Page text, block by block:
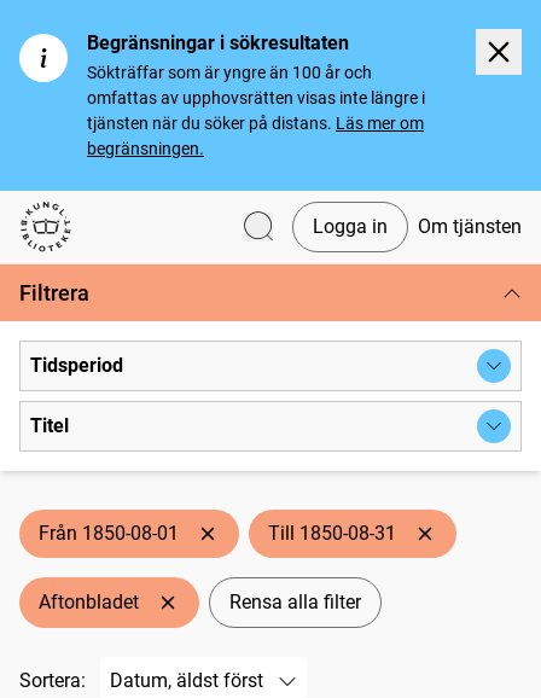
Begränsningar i sökresultaten
Sökträffar som är yngre än 100 år och
omfattas av upphovsrätten visas inte längre i
tjänsten när du söker på distans. Läs mer om
begränsningen.
Svenska tidningar
Logga in Om tjänsten
Filtrera
Tidsperiod
Titel
Från 1850-08-01 Till 1850-08-31
Aftonbladet Rensa alla filter
Sortera: